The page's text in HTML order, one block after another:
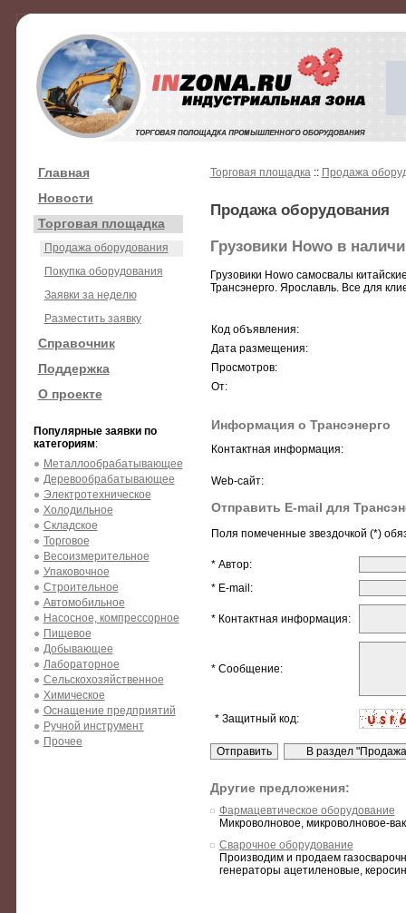
Главная
Новости
Торговая площадка
Продажа оборудования
Покупка оборудования
Заявки за неделю
Разместить заявку
Справочник
Поддержка
О проекте
Популярные заявки по
категориям:
Металлообрабатывающее
Деревообрабатывающее
Электротехническое
Холодильное
Складское
Торговое
Весоизмерительное
Упаковочное
Строительное
Автомобильное
Насосное, компрессорное
Пищевое
Добывающее
Лабораторное
Сельскохозяйственное
Химическое
Оснащение предприятий
Ручной инструмент
Прочее
Торговая площадка:: Продажа
Продажа оборудования
Грузовики Howo в
Грузовики Howo самосвалы
Трансэнерго. Ярославль. Все для
Код объявления:
Дата размещения:
Просмотров:
От:
Информация о Трансэнерго
Контактная информация:
Web-сайт:
Отправить E-mail для
Поля помеченные звездочкой (*)
* Автор:
* E-mail:
* Контактная информация:
* Сообщение:
* Защитный код:
Другие предложения:
Фармацевтическое оборудование
Микроволновое, микроволновое-
Сварочное оборудование
Производим и продаем
генераторы ацетиленовые,